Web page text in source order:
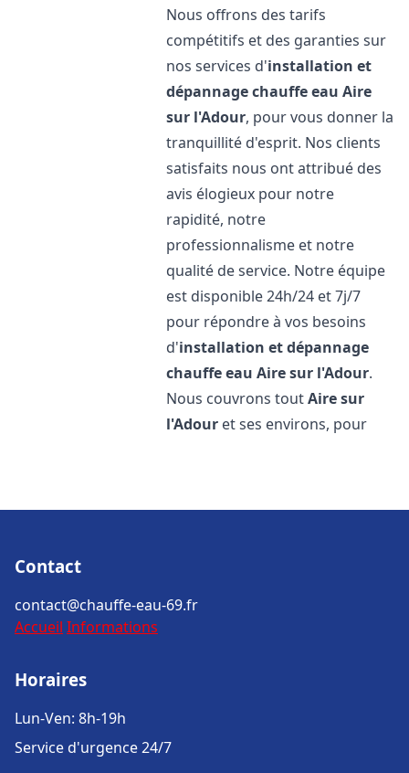
Nous offrons des tarifs
compétitifs et des garanties sur
nos services d'installation et
dépannage chauffe eau Aire
sur l'Adour, pour vous donner la
tranquillité d'esprit. Nos clients
satisfaits nous ont attribué des
avis élogieux pour notre
rapidité, notre
professionnalisme et notre
qualité de service. Notre équipe
est disponible 24h/24 et 7j/7
pour répondre à vos besoins
d'installation et dépannage
chauffe eau Aire sur l'Adour.
Nous couvrons toutAire sur
l'Adour et ses environs, pour
Contact
contact@chauffe-eau-69.fr
Accueil Informations
Horaires
Lun-Ven: 8h-19h
Service d'urgence 24/7